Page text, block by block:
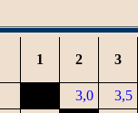
1 2 3
3,0
3,5